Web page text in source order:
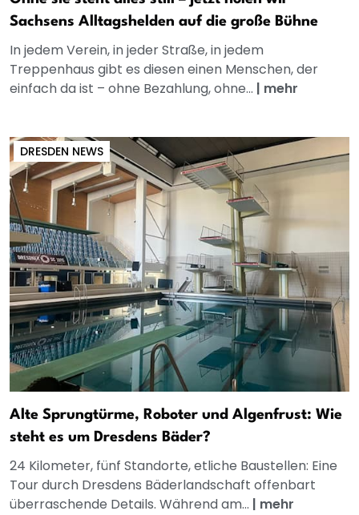
Sachsens Alltagshelden auf die große Bühne
In jedem Verein, in jeder Straße, in jedem
Treppenhaus gibt es diesen einen Menschen, der
einfach da ist – ohne Bezahlung, ohne... | mehr
DRESDEN NEWS
Alte Sprungtürme, Roboter und Algenfrust: Wie
steht es um Dresdens Bäder?
24 Kilometer, fünf Standorte, etliche Baustellen: Eine
Tour durch Dresdens Bäderlandschaft offenbart
überraschende Details. Während am... | mehr